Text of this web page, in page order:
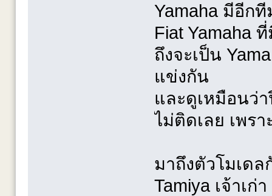
Yamaha มีอีก
Fiat Yamaha
ถึงจะเป็น
แข่งกัน
และดูเหมือนว่
ไม่ติดเลย เพร
มาถึงตัวโมเด
Tamiya เจ้าเ